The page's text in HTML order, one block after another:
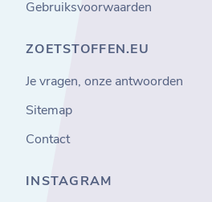
Gebruiksvoorwaarden
ZOETSTOFFEN.EU
Je vragen, onze antwoorden
Sitemap
Contact
INSTAGRAM